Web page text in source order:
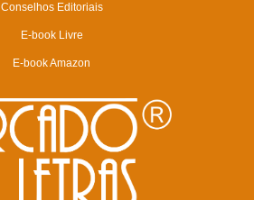
Conselhos Editoriais
E-book Livre
E-book Amazon